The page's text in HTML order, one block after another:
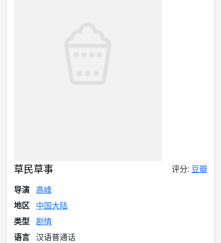
草民草事 评分: 豆瓣
导演
高峰
地区
中国大陆
类型 剧情
语言 汉语普通话